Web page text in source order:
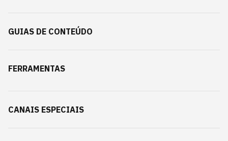
GUIAS DE CONTEÚDO
FERRAMENTAS
CANAIS ESPECIAIS